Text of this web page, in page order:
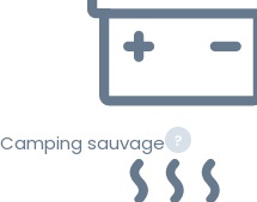
Camping sauvage